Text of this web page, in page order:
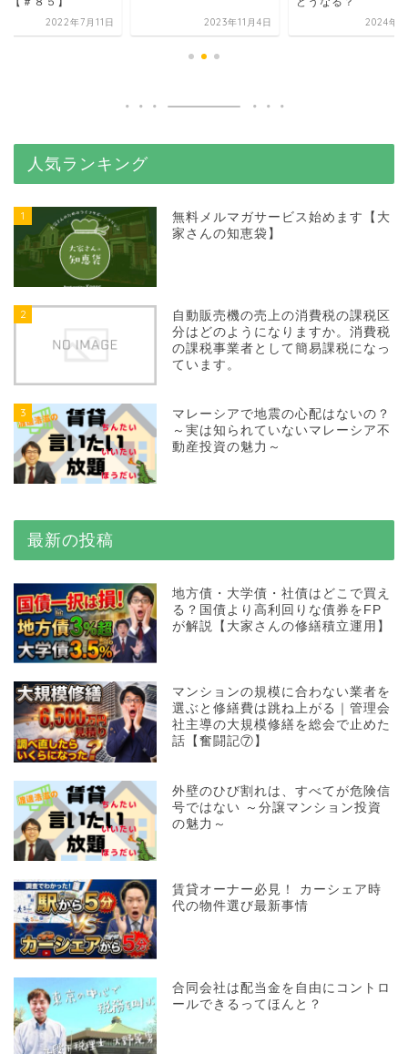
2022年7月11日 2023年11月4日 2024年7
人気ランキング
1
無料メルマガサービス始めます【大
家さんの知恵袋】
2
自動販売機の売上の消費税の課税区
分はどのようになりますか。消費税
の課税事業者として簡易課税になっ
ています。
3
マレーシアで地震の心配はないの？
～実は知られていないマレーシア不
動産投資の魅力～
最新の投稿
地方債・大学債・社債はどこで買え
る？国債より高利回りな債券をFP
が解説【大家さんの修繕積立運用】
マンションの規模に合わない業者を
選ぶと修繕費は跳ね上がる｜管理会
社主導の大規模修繕を総会で止めた
話【奮闘記⑦】
外壁のひび割れは、すべてが危険信
号ではない ～分譲マンション投資
の魅力～
賃貸オーナー必見！ カーシェア時
代の物件選び最新事情
合同会社は配当金を自由にコントロ
ールできるってほんと？